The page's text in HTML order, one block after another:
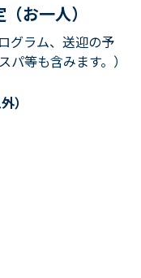
お一人）
グラム、送迎の予
等も含みます。）
）